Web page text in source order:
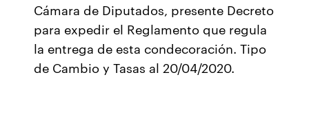
Cámara de Diputados, presente Decreto
para expedir el Reglamento que regula
la entrega de esta condecoración. Tipo
de Cambio y Tasas al 20/04/2020.